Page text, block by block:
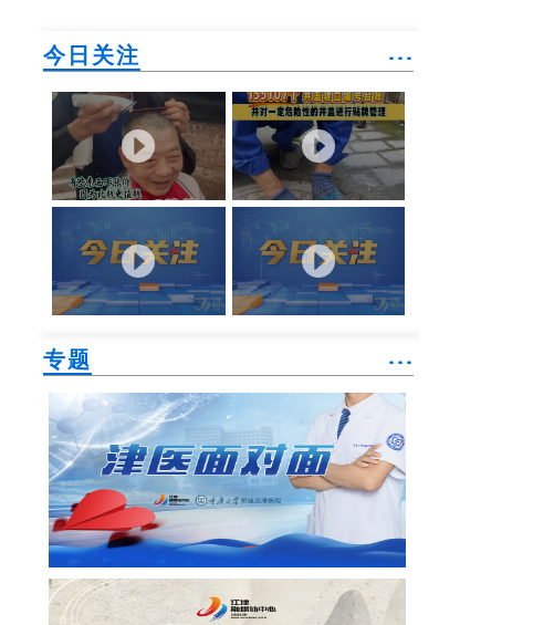
今日关注 ˙˙˙
专题 ˙˙˙